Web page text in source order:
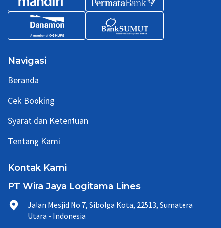
Navigasi
Beranda
Cek Booking
Syarat dan Ketentuan
Tentang Kami
Kontak Kami
PT Wira Jaya Logitama Lines
Jalan Mesjid No 7, Sibolga Kota, 22513, Sumatera
Utara - Indonesia